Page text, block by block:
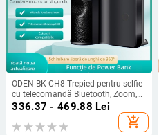
ODEN BK-CH8 Trepied pentru selfie
cu telecomandă Bluetooth, Zoom,
Stabilizator și baterie externă
336.37 - 469.88 Lei
add_shopping_cart